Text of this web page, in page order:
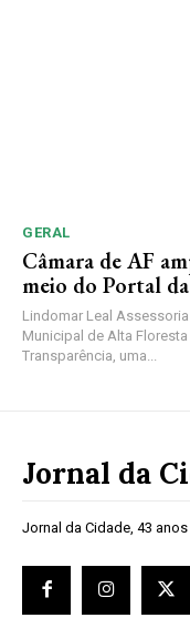
GERAL
Câmara de AF
meio do Portal
Lindomar Leal
Municipal de Alta
Transparência, uma...
Jornal da
Jornal da Cidade, 43